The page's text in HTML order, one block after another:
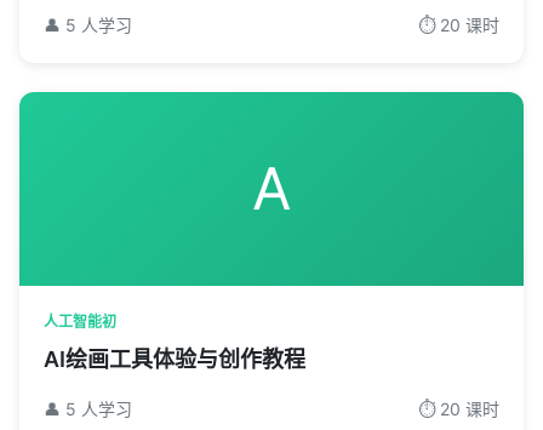
👤 5 人学习 ⏱️ 20 课时
A
人工智能初
AI绘画工具体验与创作教程
👤 5 人学习 ⏱️ 20 课时